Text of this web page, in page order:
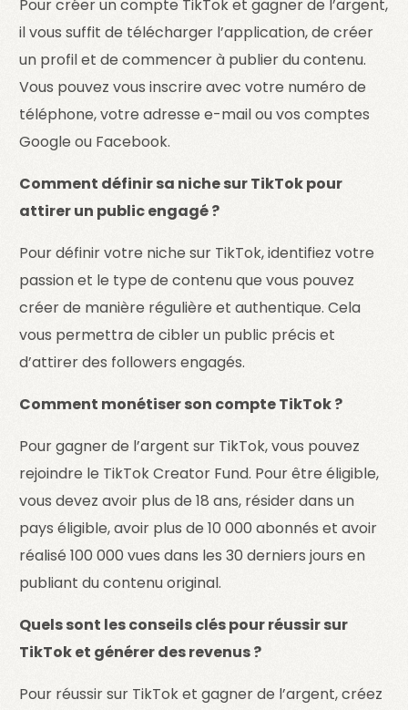
Pour créer un compte TikTok et gagner de l’argent,
il vous suffit de télécharger l’application, de créer
un profil et de commencer à publier du contenu.
Vous pouvez vous inscrire avec votre numéro de
téléphone, votre adresse e-mail ou vos comptes
Google ou Facebook.
Comment définir sa niche sur TikTok pour
attirer un public engagé ?
Pour définir votre niche sur TikTok, identifiez votre
passion et le type de contenu que vous pouvez
créer de manière régulière et authentique. Cela
vous permettra de cibler un public précis et
d’attirer des followers engagés.
Comment monétiser son compte TikTok ?
Pour gagner de l’argent sur TikTok, vous pouvez
rejoindre le TikTok Creator Fund. Pour être éligible,
vous devez avoir plus de 18 ans, résider dans un
pays éligible, avoir plus de 10 000 abonnés et avoir
réalisé 100 000 vues dans les 30 derniers jours en
publiant du contenu original.
Quels sont les conseils clés pour réussir sur
TikTok et générer des revenus ?
Pour réussir sur TikTok et gagner de l’argent, créez